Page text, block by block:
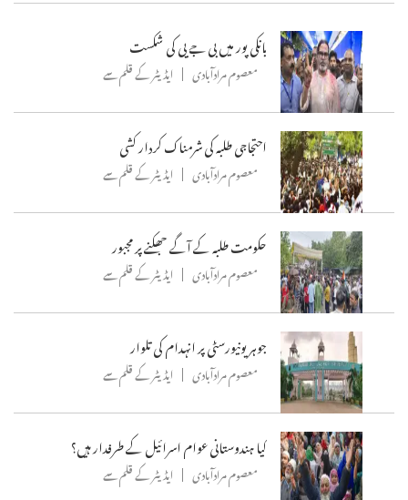
بانکی پور میں بی جے پی کی شکست
معصوم مرادآبادی ایڈیٹر کے قلم سے
احتجاجی طلبہ کی شرمناک کردار کشی
معصوم مرادآبادی ایڈیٹر کے قلم سے
حکومت طلبہ کے آگے جھکنے پر مجبور
معصوم مرادآبادی ایڈیٹر کے قلم سے
جوہر یونیورسٹی پر انہدام کی تلوار
معصوم مرادآبادی ایڈیٹر کے قلم سے
کیا ہندوستانی عوام اسرائیل کے طرفدار ہیں؟
معصوم مرادآبادی ایڈیٹر کے قلم سے